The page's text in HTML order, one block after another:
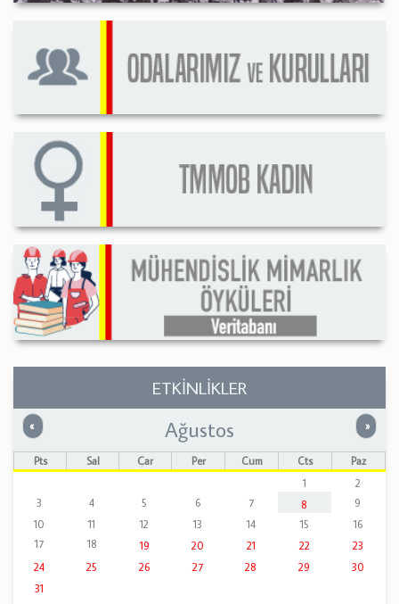
ETKİNLİKLER
« Önceki »
Ağustos
Pts Sal Çar Per Cum Cts
Paz
1
2
3
4 5 6 7 8
9
10
11 12 13 14 15
16
17
18 19 20 21 22
23
24
25 26 27 28 29
30
31